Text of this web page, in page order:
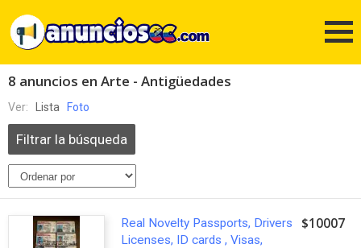
8 anuncios en Arte - Antigüedades
Ver: Lista Foto
Filtrar la búsqueda
Real Novelty Passports, Drivers
Licenses, ID cards , Visas,
$10007